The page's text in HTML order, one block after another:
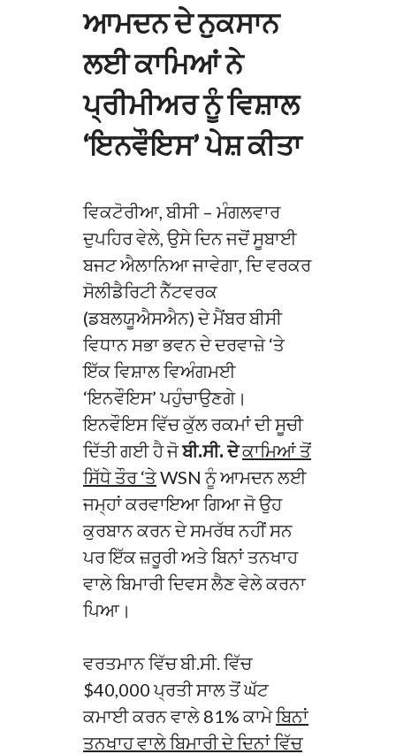
ਆਮਦਨ ਦੇ ਨੁਕਸਾਨ
ਲਈ ਕਾਮਿਆਂ ਨੇ
ਪ੍ਰੀਮੀਅਰ ਨੂੰ ਵਿਸ਼ਾਲ
‘ਇਨਵੌਇਸ’ ਪੇਸ਼ ਕੀਤਾ
ਵਿਕਟੋਰੀਆ, ਬੀਸੀ – ਮੰਗਲਵਾਰ
ਦੁਪਹਿਰ ਵੇਲੇ, ਉਸੇ ਦਿਨ ਜਦੋਂ ਸੂਬਾਈ
ਬਜਟ ਐਲਾਨਿਆ ਜਾਵੇਗਾ, ਦਿ ਵਰਕਰ
ਸੋਲੀਡੈਰਿਟੀ ਨੈੱਟਵਰਕ
(ਡਬਲਯੂਐਸਐਨ) ਦੇ ਮੈਂਬਰ ਬੀਸੀ
ਵਿਧਾਨ ਸਭਾ ਭਵਨ ਦੇ ਦਰਵਾਜ਼ੇ ‘ਤੇ
ਇੱਕ ਵਿਸ਼ਾਲ ਵਿਅੰਗਮਈ
‘ਇਨਵੌਇਸ’ ਪਹੁੰਚਾਉਣਗੇ।
ਇਨਵੌਇਸ ਵਿੱਚ ਕੁੱਲ ਰਕਮਾਂ ਦੀ ਸੂਚੀ
ਦਿੱਤੀ ਗਈ ਹੈ ਜੋਬੀ.ਸੀ. ਦੇਕਾਮਿਆਂ ਤੋਂ
ਸਿੱਧੇ ਤੌਰ ‘ਤੇWSN ਨੂੰ ਆਮਦਨ ਲਈ
ਜਮ੍ਹਾਂ ਕਰਵਾਇਆ ਗਿਆ ਜੋ ਉਹ
ਕੁਰਬਾਨ ਕਰਨ ਦੇ ਸਮਰੱਥ ਨਹੀਂ ਸਨ
ਪਰ ਇੱਕ ਜ਼ਰੂਰੀ ਅਤੇ ਬਿਨਾਂ ਤਨਖਾਹ
ਵਾਲੇ ਬਿਮਾਰੀ ਦਿਵਸ ਲੈਣ ਵੇਲੇ ਕਰਨਾ
ਪਿਆ।
ਵਰਤਮਾਨ ਵਿੱਚ ਬੀ.ਸੀ. ਵਿੱਚ
$40,000 ਪ੍ਰਤੀ ਸਾਲ ਤੋਂ ਘੱਟ
ਕਮਾਈ ਕਰਨ ਵਾਲੇ 81% ਕਾਮੇਬਿਨਾਂ
ਤਨਖਾਹ ਵਾਲੇ ਬਿਮਾਰੀ ਦੇ ਦਿਨਾਂ ਵਿੱਚ